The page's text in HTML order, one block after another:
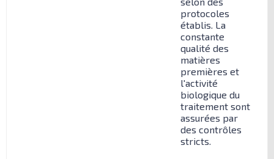
protocoles
établis. La
constante
qualité des
matières
premières et
l'activité
biologique du
traitement sont
assurées par
des contrôles
stricts.